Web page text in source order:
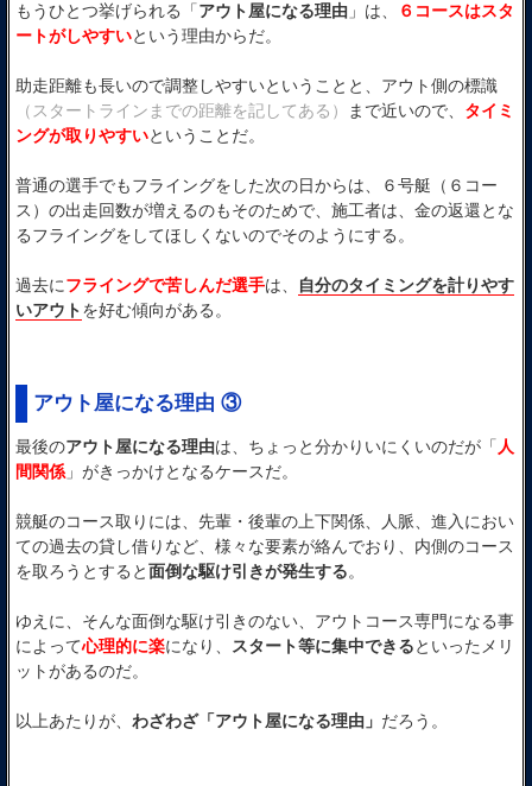
もうひとつ挙げられる「アウト屋になる理由 」は、
６コースはスタ
ートがしやすいという理由からだ。
助走距離も長いので調整しやすいということと、アウト側の標識
（スタートラインまでの距離を記してある）
まで近いので、 タイミ
ングが取りやすいということだ。
普通の選手でもフライングをした次の日からは、６号艇（６コー
ス）の出走回数が増えるのもそのためで、施工者は、金の返還とな
るフライングをしてほしくないのでそのようにする。
過去にフライングで苦しんだ選手は、
自分のタイミングを計りやす
いアウトを好む傾向がある。
アウト屋になる理由 ③
最後のアウト屋になる理由は、ちょっと分かりいにくいのだが「 人
間関係 」がきっかけとなるケースだ。
競艇のコース取りには、先輩・後輩の上下関係、人脈、進入におい
ての過去の貸し借りなど、様々な要素が絡んでおり、内側のコース
を取ろうとすると面倒な駆け引きが発生する。
ゆえに、そんな面倒な駆け引きのない、アウトコース専門になる事
によって心理的に楽になり、 スタート等に集中できるといったメリ
ットがあるのだ。
以上あたりが、 わざわざ「アウト屋になる理由」 だろう。